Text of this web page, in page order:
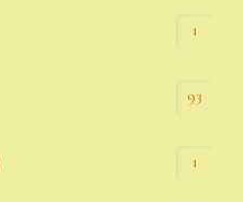
1
93
1